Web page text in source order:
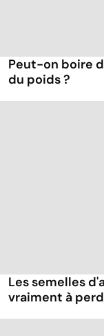
Peut-on boire
du poids ?
Les semelles
vraiment à